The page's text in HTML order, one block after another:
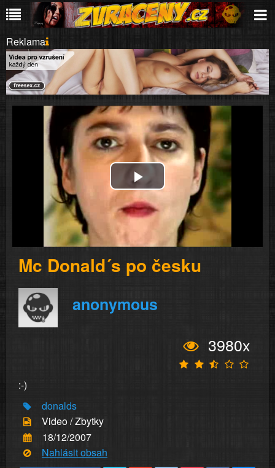
Reklama
Play
Video
Mc Donald´s po česku
anonymous
3980x
:-)
donalds
Video / Zbytky
18/12/2007
Nahlásit obsah